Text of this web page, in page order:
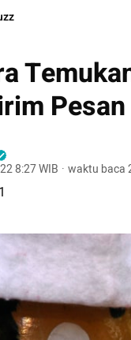
Pesan
8:27 WIB · waktu baca
1